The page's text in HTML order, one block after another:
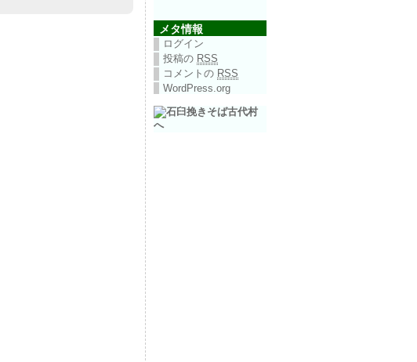
メタ情報
ログイン
投稿の RSS
コメントの RSS
WordPress.org